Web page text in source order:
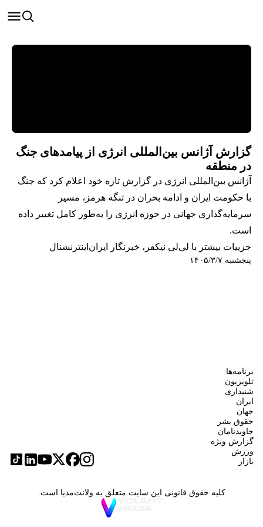
گزارش آژانس بین‌المللی انرژی از پیامدهای جنگ
در منطقه
آژانس بین‌المللی انرژی در گزارش تازه خود اعلام کرد که جنگ
با حکومت ایران و ادامه بحران در تنگه هرمز، مسیر
سرمایه‌گذاری جهانی در حوزه انرژی را به‌طور کامل تغییر داده
است.
جزییات بیشتر با لی‌لی نیکفر، خبرنگار ایران‌اینترنشنال
پنجشنبه ۱۴۰۵/۳/۷
برنامه‌ها
تلویزیون
شنیداری
ایران
جهان
حقوق بشر
جاویدنامان
گزارش ویژه
ورزش
بازار
کلیه حقوق قانونی این سایت متعلق به ولانت‌مدیا است.